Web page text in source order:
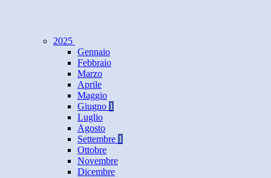
2025
Gennaio
Febbraio
Marzo
Aprile
Maggio
Giugno 1
Luglio
Agosto
Settembre 1
Ottobre
Novembre
Dicembre